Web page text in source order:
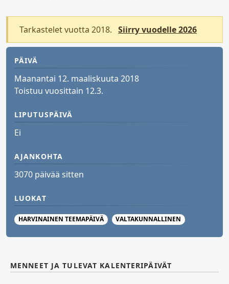
Tarkastelet vuotta 2018. Siirry vuodelle 2026
PÄIVÄ
Maanantai 12. maaliskuuta 2018
Toistuu vuosittain 12.3.
LIPUTUSPÄIVÄ
Ei
AJANKOHTA
3070 päivää sitten
LUOKAT
HARVINAINEN TEEMAPÄIVÄ VALTAKUNNALLINEN
MENNEET JA TULEVAT KALENTERIPÄIVÄT